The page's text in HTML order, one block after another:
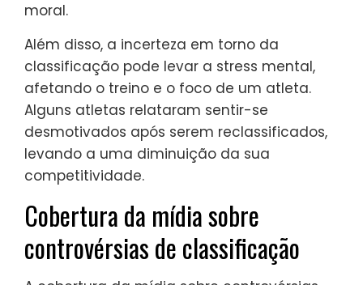
moral.
Além disso, a incerteza em torno da
classificação pode levar a stress mental,
afetando o treino e o foco de um atleta.
Alguns atletas relataram sentir-se
desmotivados após serem reclassificados,
levando a uma diminuição da sua
competitividade.
Cobertura da mídia sobre
controvérsias de classificação